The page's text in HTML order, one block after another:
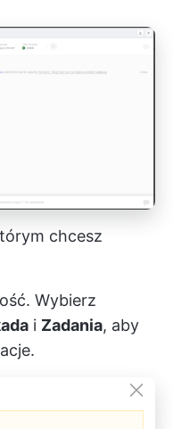
chcesz
Wybierz
i Zadania, aby